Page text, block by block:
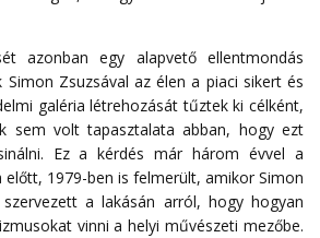
azonban egy alapvető ellentmondás
Zsuzsával az élen a piaci sikert és
galéria létrehozását tűztek ki célként,
sem volt tapasztalata abban, hogy ezt
Ez a kérdés már három évvel a
előtt, 1979-ben is felmerült, amikor Simon
a lakásán arról, hogy hogyan
vinni a helyi művészeti mezőbe.